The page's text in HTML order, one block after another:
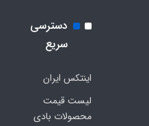
دسترسی
سریع
اینتکس ایران
لیست قیمت
محصولات بادی